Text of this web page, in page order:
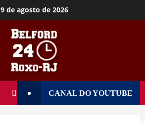
9 de agosto de 2026
CANAL DO YOUTUBE